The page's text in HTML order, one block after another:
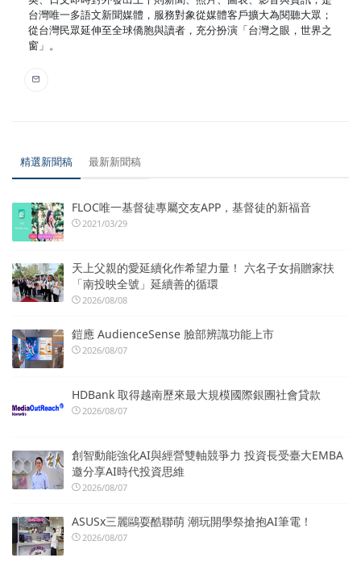
台灣唯一多語文新聞媒體，服務對象從媒體客戶擴大為閱聽大眾；
從台灣民眾延伸至全球僑胞與讀者，充分扮演「台灣之眼，世界之
窗」。
精選新聞稿 最新新聞稿
FLOC唯一基督徒專屬交友APP，基督徒的新福音
2021/03/29
天上父親的愛延續化作希望力量！ 六名子女捐贈家扶
「南投映全號」延續善的循環
2026/08/08
鎧應 AudienceSense 臉部辨識功能上市
2026/08/07
HDBank 取得越南歷來最大規模國際銀團社會貸款
2026/08/07
創智動能強化AI與經營雙軸競爭力 投資長受臺大EMBA
邀分享AI時代投資思維
2026/08/07
ASUSx三麗鷗耍酷聯萌 潮玩開學祭搶抱AI筆電！
2026/08/07